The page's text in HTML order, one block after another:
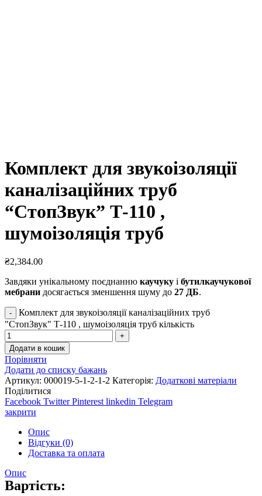
Комплект для звукоізоляції
каналізаційних труб
“СтопЗвук” Т-110 ,
шумоізоляція труб
₴2,384.00
Завдяки унікальному поєднанню каучуку і бутилкаучукової
мебрани досягається зменшення шуму до 27 ДБ.
Комплект для звукоізоляції каналізаційних труб
"СтопЗвук" Т-110 , шумоізоляція труб кількість
Додати в кошик
Порівняти
Додати до списку бажань
Артикул: 000019-5-1-2-1-2 Категорія: Додаткові матеріали
Поділитися
Facebook Twitter Pinterest linkedin Telegram
закрити
Опис
Відгуки (0)
Доставка та оплата
Опис
Вартість: